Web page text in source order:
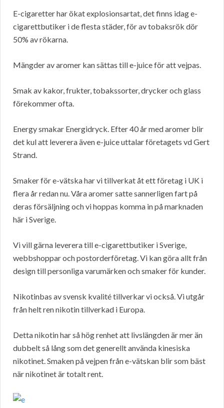
E-cigaretter har ökat explosionsartat, det finns idag e-
cigarettbutiker i de flesta städer, för av tobaksrök dör
50% av rökarna.
Mängder av aromer kan sättas till e-juice för att vejpas.
Smak av kakor, frukter, tobakssorter, drycker och glass
förekommer ofta.
Energy smakar Energidryck. Efter 40 år med aromer blir
det kul att leverera även e-juice uttalar företagets vd Gert
Strand.
Smaker för e-vätska har vi tillverkat åt ett företag i UK i
flera år redan nu. Våra aromer satte sannerligen fart på
deras försäljning och vi hoppas komma in på marknaden
här i Sverige.
Vi vill gärna leverera till e-cigarettbutiker i Sverige,
webbshoppar och postorderföretag. Vi kan göra allt från
design till personliga varumärken och smaker för kunder.
Nikotinbas av svensk kvalité tillverkar vi också. Vi utgår
från helt ren nikotin tillverkad i Europa.
Detta nikotin har så hög renhet att livslängden är mer än
dubbelt så lång som det generellt använda kinesiska
nikotinet. Smaken på vejpen från e-vätskan blir som bäst
när nikotinet är totalt rent.